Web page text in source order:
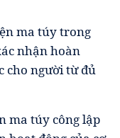
ma túy trong
nhận hoàn
cho người từ đủ
ma túy công lập